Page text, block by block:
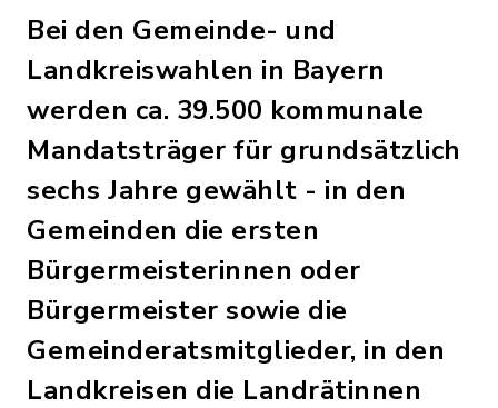
Bei den Gemeinde- und
Landkreiswahlen in Bayern
werden ca. 39.500 kommunale
Mandatsträger für grundsätzlich
sechs Jahre gewählt - in den
Gemeinden die ersten
Bürgermeisterinnen oder
Bürgermeister sowie die
Gemeinderatsmitglieder, in den
Landkreisen die Landrätinnen